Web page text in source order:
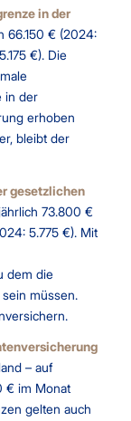
in der
66.150 € (2024:
€). Die
in der
erhoben
bleibt der
gesetzlichen
73.800 €
5.775 €). Mit
dem die
müssen.
– auf
€ im Monat
gelten auch